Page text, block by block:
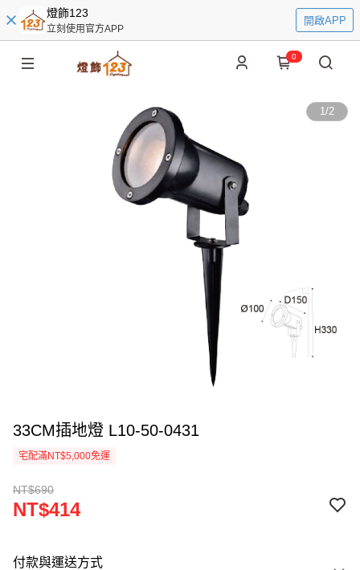
燈飾123
立刻使用官方APP
開啟APP
0
1/2
33CM插地燈 L10-50-0431
宅配滿NT$5,000免運
NT$690
NT$414
付款與運送方式